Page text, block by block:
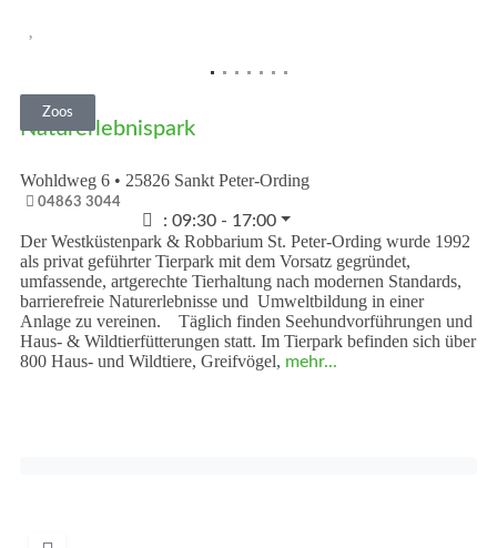
Zoos
Naturerlebnispark
Wohldweg 6 • 25826 Sankt Peter-Ording
04863 3044
: 09:30 - 17:00
Der Westküstenpark & Robbarium St. Peter-Ording wurde 1992
als privat geführter Tierpark mit dem Vorsatz gegründet,
umfassende, artgerechte Tierhaltung nach modernen Standards,
barrierefreie Naturerlebnisse und Umweltbildung in einer
Anlage zu vereinen. Täglich finden Seehundvorführungen und
Haus- & Wildtierfütterungen statt. Im Tierpark befinden sich über
800 Haus- und Wildtiere, Greifvögel, mehr...